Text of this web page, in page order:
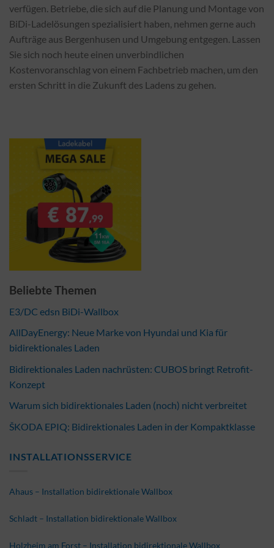
verfügen. Betriebe, die sich auf die Planung und Montage von
BiDi-Ladelösungen spezialisiert haben, nehmen gerne auch
Aufträge aus Bergenhusen und Umgebung entgegen. Lassen
Sie sich noch heute einen unverbindlichen
Kostenvoranschlag von einem Fachbetrieb machen, um den
ersten Schritt in die Zukunft des Ladens zu gehen.
Beliebte Themen
E3/DC edsn BiDi-Wallbox
AllDayEnergy: Neue Marke von Hyundai und Kia für
bidirektionales Laden
Bidirektionales Laden nachrüsten: CUBOS bringt Retrofit-
Konzept
Warum sich bidirektionales Laden (noch) nicht verbreitet
ŠKODA EPIQ: Bidirektionales Laden in der Kompaktklasse
INSTALLATIONSSERVICE
Ahaus – Installation bidirektionale Wallbox
Schladt – Installation bidirektionale Wallbox
Holzheim am Forst – Installation bidirektionale Wallbox